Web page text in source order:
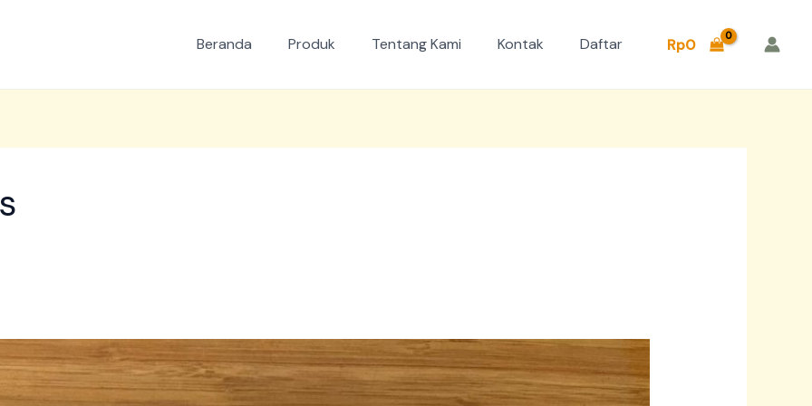
Beranda Produk Tentang Kami Kontak Daftar Rp0